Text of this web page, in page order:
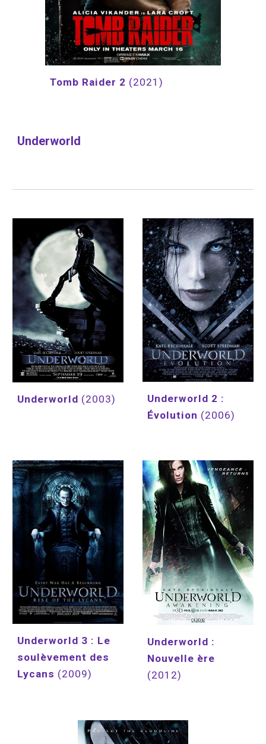
Tomb Raider 2 (2021)
Underworld
Underworld (2003)
Underworld 2 :
Évolution (2006)
Underworld 3 : Le
soulèvement des
Lycans (2009)
Underworld :
(2012)